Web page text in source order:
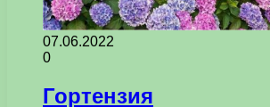
07.06.2022
0
Гортензия